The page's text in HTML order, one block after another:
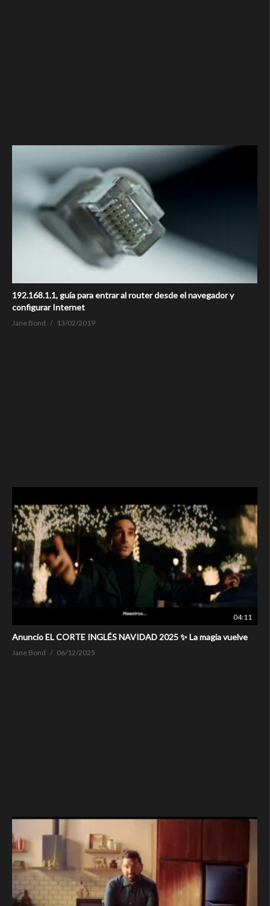
192.168.1.1, guía para entrar al router desde el navegador y
configurar Internet
Jane Bond 13/02/2019
04:11
Anuncio EL CORTE INGLÉS NAVIDAD 2025 ✨ La magia vuelve
Jane Bond 06/12/2025